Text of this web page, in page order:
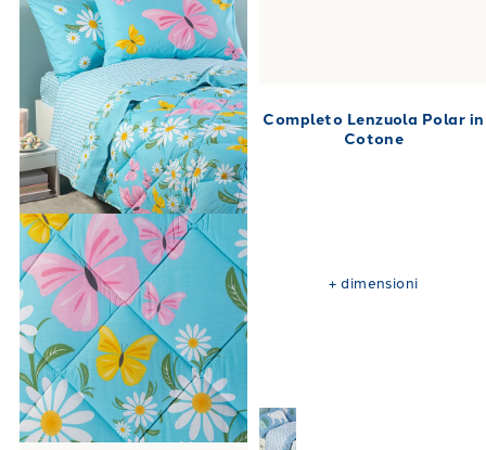
Completo Lenzuola Polar in
Cotone
+dimensioni